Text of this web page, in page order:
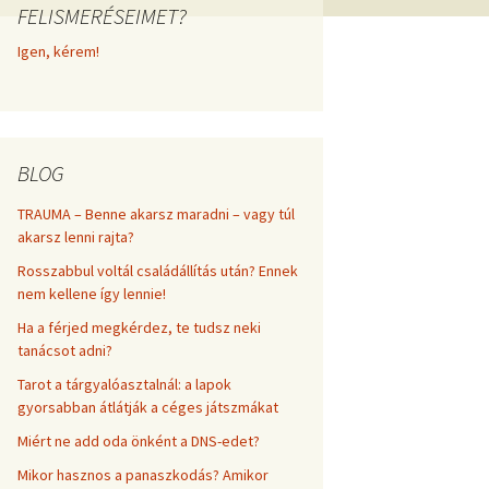
frekvenciákkal
FELISMERÉSEIMET?
Igen, kérem!
BLOG
TRAUMA – Benne akarsz maradni – vagy túl
akarsz lenni rajta?
Rosszabbul voltál családállítás után? Ennek
nem kellene így lennie!
Ha a férjed megkérdez, te tudsz neki
tanácsot adni?
Tarot a tárgyalóasztalnál: a lapok
gyorsabban átlátják a céges játszmákat
Miért ne add oda önként a DNS-edet?
Mikor hasznos a panaszkodás? Amikor